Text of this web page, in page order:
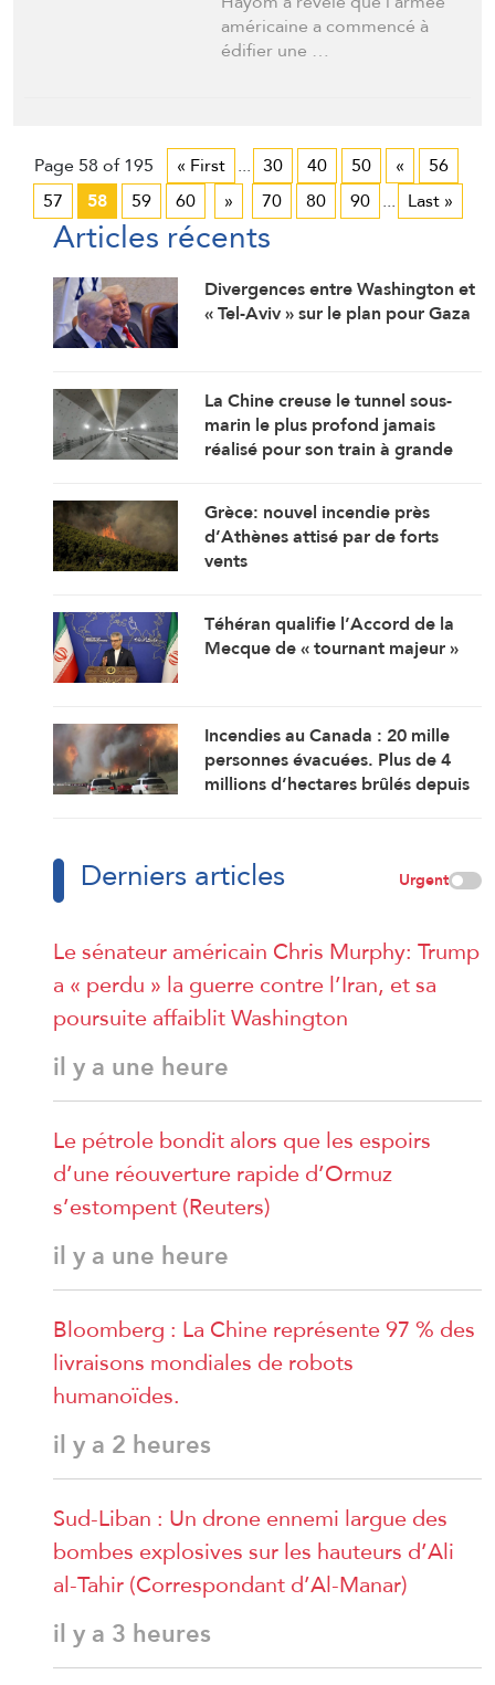
américaine a commencé à
édifier une …
Page 58 of 195 « First ... 30 40 50 «
56
57
58 59 60 » 70 80 90 ... Last »
Articles récents
Divergences entre Washington et
« Tel-Aviv » sur le plan pour Gaza
La Chine creuse le tunnel sous-
marin le plus profond jamais
réalisé pour son train à grande
Grèce: nouvel incendie près
d’Athènes attisé par de forts
vents
Téhéran qualifie l’Accord de la
Mecque de « tournant majeur »
Incendies au Canada : 20 mille
personnes évacuées. Plus de 4
millions d’hectares brûlés depuis
Derniers articles Urgent
Le sénateur américain Chris Murphy: Trump
a « perdu » la guerre contre l’Iran, et sa
poursuite affaiblit Washington
il y a une heure
Le pétrole bondit alors que les espoirs
d’une réouverture rapide d’Ormuz
s’estompent (Reuters)
il y a une heure
Bloomberg : La Chine représente 97 % des
livraisons mondiales de robots
humanoïdes.
il y a 2 heures
Sud-Liban : Un drone ennemi largue des
bombes explosives sur les hauteurs d’Ali
al-Tahir (Correspondant d’Al-Manar)
il y a 3 heures